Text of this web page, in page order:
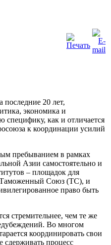
20 лет,
экономика и
специфику, как и отличается
к координации усилий
пребыванием в рамках
Азии самостоятельно и
– площадок для
Таможенный Союз (ТС), и
право быть
стремительнее, чем те же
Во многом
координировать свои
сдерживать процесс